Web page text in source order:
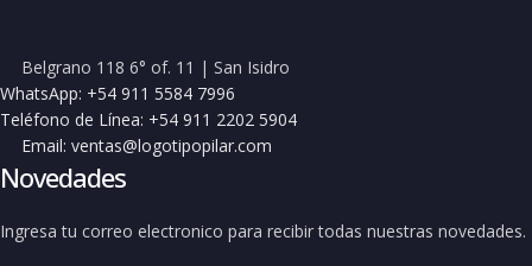
Belgrano 118 6° of. 11 | San Isidro
WhatsApp: +54 911 5584 7996
Teléfono de Línea: +54 911 2202 5904
Email: ventas@logotipopilar.com
Novedades
Ingresa tu correo electronico para recibir todas nuestras novedades.